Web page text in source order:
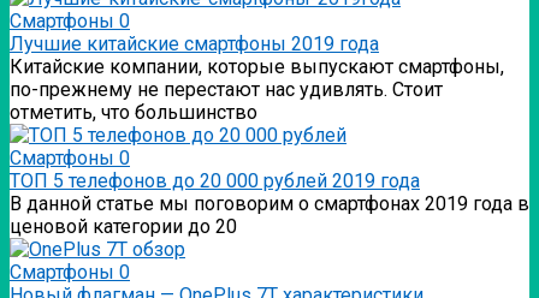
Смартфоны 0
Лучшие китайские смартфоны 2019 года
Китайские компании, которые выпускают смартфоны,
по-прежнему не перестают нас удивлять. Стоит
отметить, что большинство
Смартфоны 0
ТОП 5 телефонов до 20 000 рублей 2019 года
В данной статье мы поговорим о смартфонах 2019 года в
ценовой категории до 20
Смартфоны 0